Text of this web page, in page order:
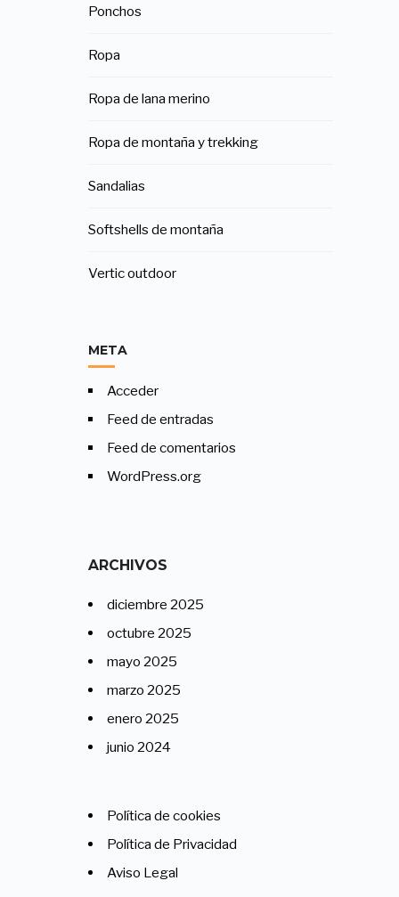
Ponchos
Ropa
Ropa de lana merino
Ropa de montaña y trekking
Sandalias
Softshells de montaña
Vertic outdoor
META
Acceder
Feed de entradas
Feed de comentarios
WordPress.org
ARCHIVOS
diciembre 2025
octubre 2025
mayo 2025
marzo 2025
enero 2025
junio 2024
Política de cookies
Política de Privacidad
Aviso Legal